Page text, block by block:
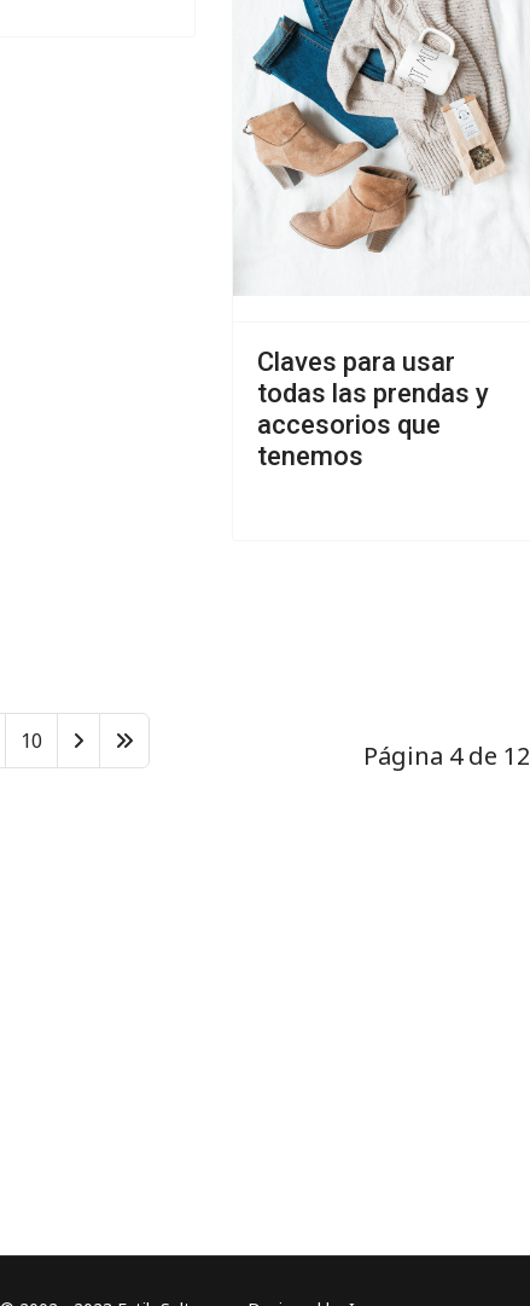
Claves para usar
todas las prendas y
accesorios que
tenemos
Página 4 de 12
10